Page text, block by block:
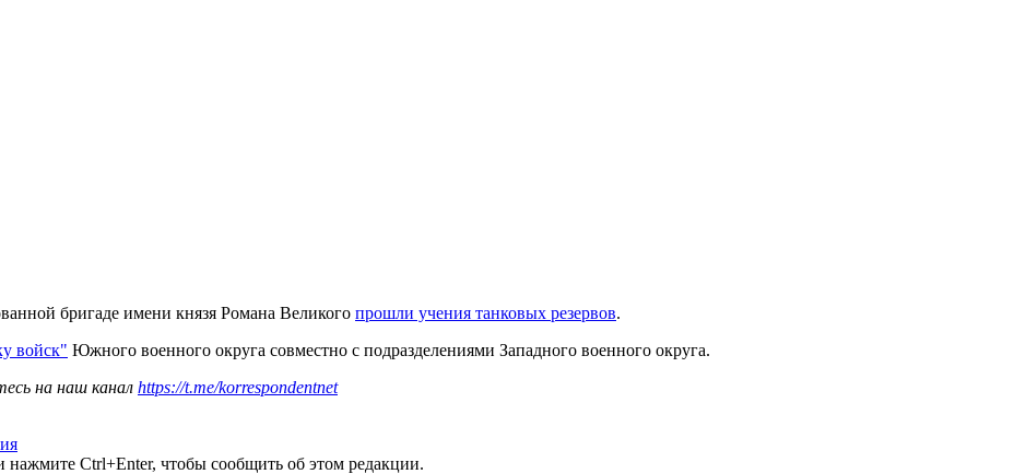
бригаде имени князя Романа Великого прошли учения танковых резервов.
войск" Южного военного округа совместно с подразделениями Западного военного округа.
на наш канал https://t.me/korrespondentnet
Ctrl+Enter, чтобы сообщить об этом редакции.